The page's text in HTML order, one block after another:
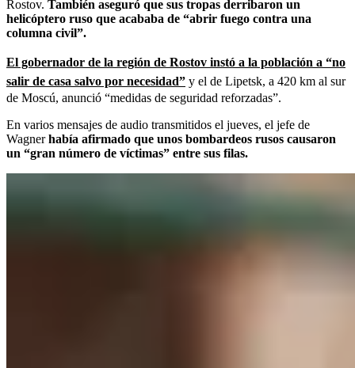
Rostov. También aseguró que sus tropas derribaron un
helicóptero ruso que acababa de “abrir fuego contra una
columna civil”.
El gobernador de la región de Rostov instó a la población a “no
salir de casa salvo por necesidad” y el de Lipetsk, a 420 km al sur
de Moscú, anunció “medidas de seguridad reforzadas”.
En varios mensajes de audio transmitidos el jueves, el jefe de
Wagnerhabía afirmado que unos bombardeos rusos causaron
un “gran número de víctimas” entre sus filas.